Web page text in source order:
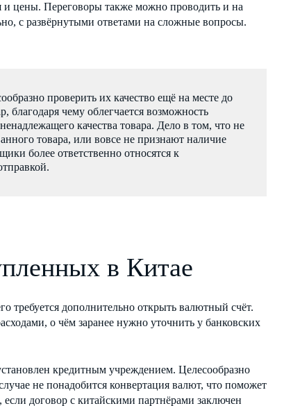
и цены. Переговоры также можно проводить и на
с развёрнутыми ответами на сложные вопросы.
проверить их качество ещё на месте до
благодаря чему облегчается возможность
качества товара. Дело в том, что не
товара, или вовсе не признают наличие
более ответственно относятся к
в Китае
требуется дополнительно открыть валютный счёт.
о чём заранее нужно уточнить у банковских
кредитным учреждением. Целесообразно
не понадобится конвертация валют, что поможет
договор с китайскими партнёрами заключен